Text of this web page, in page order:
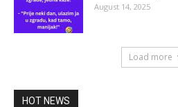
August 14, 2025
Load more
HOT NEWS